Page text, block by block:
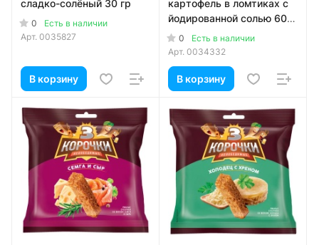
сладко-солёный 30 гр
0
Есть в наличии
Арт. 0035827
В корзину
картофель в ломтиках с
йодированной солью 60
гр 0
Есть в наличии
Арт. 0034332
В корзину